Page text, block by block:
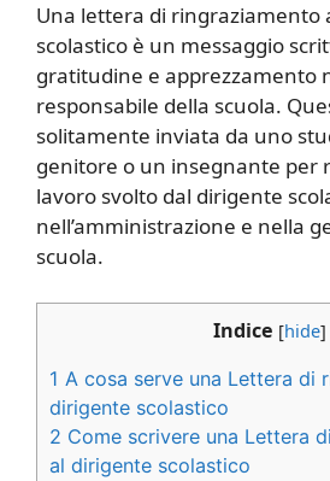
Una lettera di ringraziamento
scolastico è un messaggio
gratitudine e apprezzamento
responsabile della scuola.
solitamente inviata da uno
genitore o un insegnante per
lavoro svolto dal dirigente
nell’amministrazione e nella
scuola.
Indice [hide]
1 A cosa serve una Lettera di
dirigente scolastico
2 Come scrivere una Lettera
al dirigente scolastico